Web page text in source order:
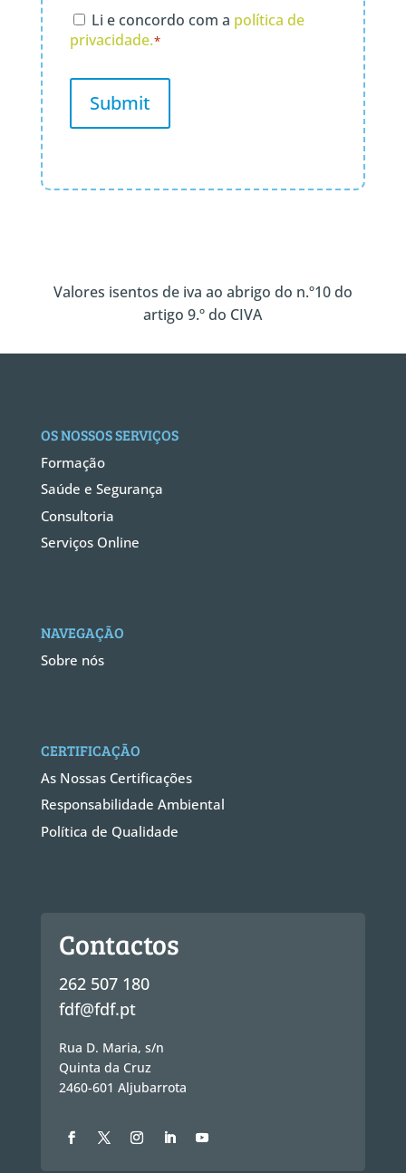
Política
de
Privacidade
Li e concordo com a política de
privacidade.*
Valores isentos de iva ao abrigo do n.º10 do
artigo 9.º do CIVA
OS NOSSOS SERVIÇOS
Formação
Saúde e Segurança
Consultoria
Serviços Online
NAVEGAÇÃO
Sobre nós
CERTIFICAÇÃO
As Nossas Certificações
Responsabilidade Ambiental
Política de Qualidade
Contactos
262 507 180
fdf@fdf.pt
Rua D. Maria, s/n
Quinta da Cruz
2460-601 Aljubarrota